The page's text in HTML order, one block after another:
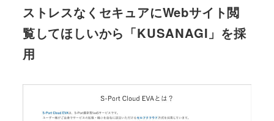
ストレスなくセキュアにWebサイト閲
覧してほしいから「KUSANAGI」を採
用